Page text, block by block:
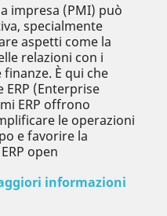
impresa (PMI) può
specialmente
aspetti come la
relazioni con i
È qui che
(Enterprise
ERP offrono
le operazioni
e favorire la
open
informazioni